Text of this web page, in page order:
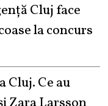
Cluj face
la concurs
Cluj. Ce au